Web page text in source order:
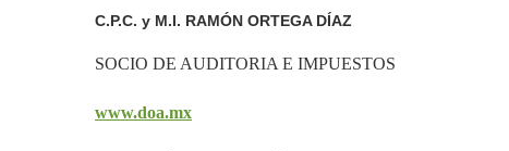
C.P.C. y M.I. RAMÓN ORTEGA DÍAZ
SOCIO DE AUDITORIA E IMPUESTOS
www.doa.mx